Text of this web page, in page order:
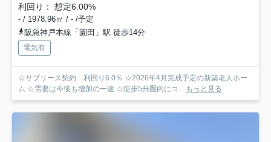
利回り： 想定6.00%
- / 1978.96㎡ / - /予定
阪急神戸本線「園田」駅 徒歩14分
電気有
☆サブリース契約 利回り6.0％ ☆2026年4月完成予定の新築老人ホー
ム ☆需要は今後も増加の一途 ☆徒歩5分圏内にコ...
もっと見る